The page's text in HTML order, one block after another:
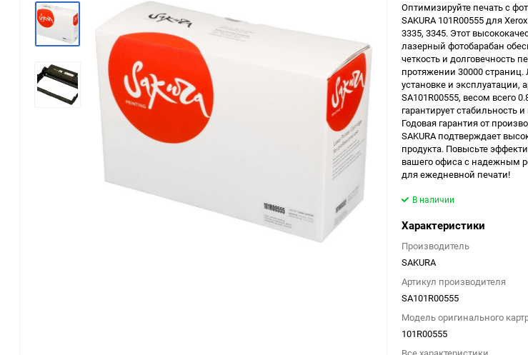
Konica Minolta
Kyocera Mita
Lexmark
Оптимизируйте печать с
SAKURA 101R00555 для
3335, 3345. Этот
лазерный фотобарабан
четкость и долговечность
протяжении 30000 страниц.
установке и эксплуатации,
SA101R00555, весом всего
гарантирует стабильность
Годовая гарантия от
SAKURA подтверждает
продукта. Повысьте
вашего офиса с надежным
для ежедневной печати!
В наличии
Характеристики
Производитель
SAKURA
Артикул производителя
SA101R00555
Модель оригинального
101R00555